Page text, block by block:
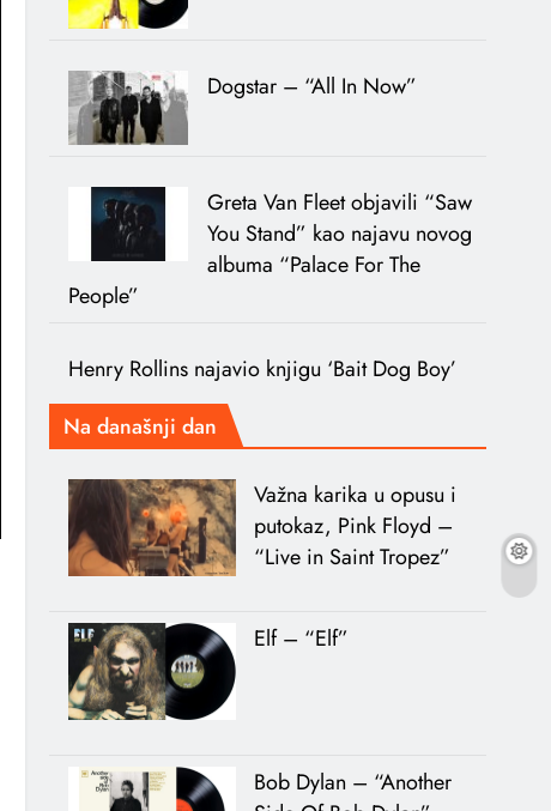
Dogstar – “All In Now”
Greta Van Fleet objavili “Saw
You Stand” kao najavu novog
albuma “Palace For The
People”
Henry Rollins najavio knjigu ‘Bait Dog Boy’
Na današnji dan
Važna karika u opusu i
putokaz, Pink Floyd –
“Live in Saint Tropez”
Elf – “Elf”
Bob Dylan – “Another